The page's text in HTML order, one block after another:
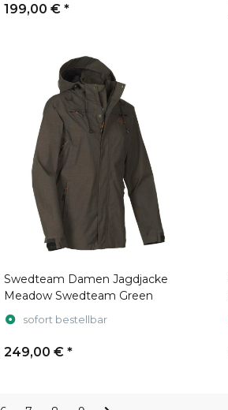
199,00 € *
Swedteam Damen Jagdjacke
Meadow Swedteam Green
sofort bestellbar
249,00 € *